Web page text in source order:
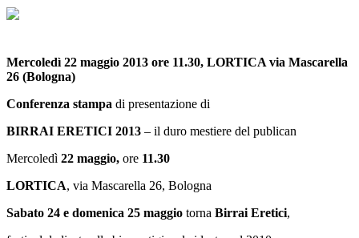
Mercoledì 22 maggio 2013 ore 11.30, LORTICA via Mascarella
26 (Bologna)
Conferenza stampa di presentazione di
BIRRAI ERETICI 2013 – il duro mestiere del publican
Mercoledì 22 maggio, ore 11.30
LORTICA, via Mascarella 26, Bologna
Sabato 24 e domenica 25 maggio torna Birrai Eretici,